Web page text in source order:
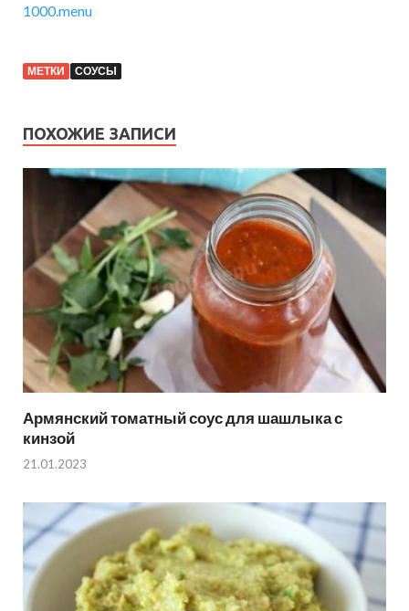
1000.menu
МЕТКИ СОУСЫ
ПОХОЖИЕ ЗАПИСИ
Армянский томатный соус для шашлыка с
кинзой
21.01.2023